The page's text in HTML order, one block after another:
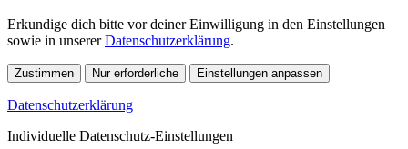
Erkundige dich bitte vor deiner Einwilligung in den Einstellungen
sowie in unsererDatenschutzerklärung.
Zustimmen Nur erforderliche Einstellungen anpassen
Datenschutzerklärung
Individuelle Datenschutz-Einstellungen